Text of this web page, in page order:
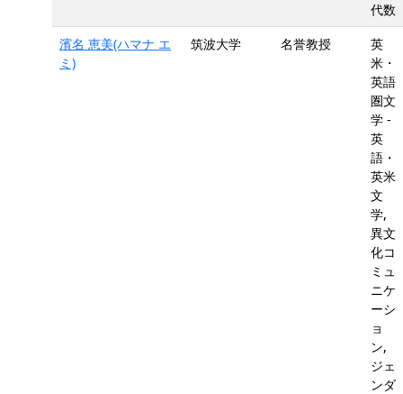
代数
濱名 恵美(ハマナ エ
ミ)
筑波大学 名誉教授
英
米・
英語
圏文
学 -
英
語・
英米
文
学,
異文
化コ
ミュ
ニケ
ーシ
ョ
ン,
ジェ
ンダ